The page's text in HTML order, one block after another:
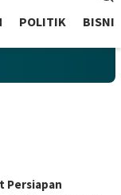
POLITIK BISNIS
Persiapan